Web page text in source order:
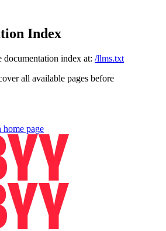
Index
documentation index at: /llms.txt
all available pages before
home page